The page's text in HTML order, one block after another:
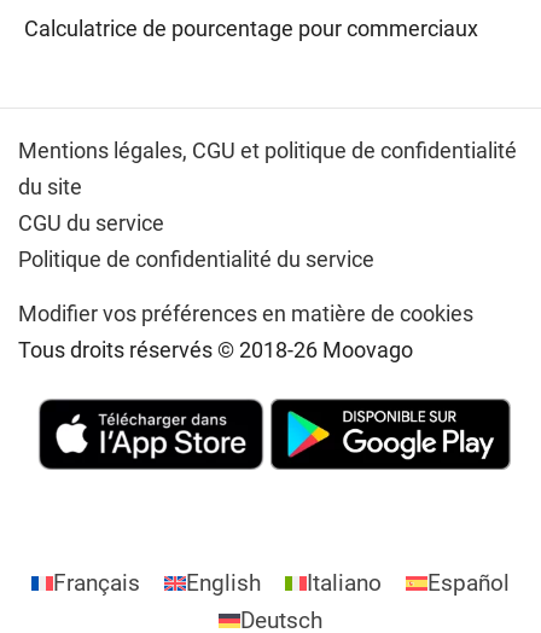
Calculatrice de pourcentage pour commerciaux
Mentions légales, CGU et politique de confidentialité
du site
CGU du service
Politique de confidentialité du service
Modifier vos préférences en matière de cookies
Tous droits réservés © 2018-26 Moovago
Français English Italiano
Español
Deutsch